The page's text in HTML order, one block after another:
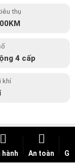
thụ
4 cấp
khí
hành An toàn